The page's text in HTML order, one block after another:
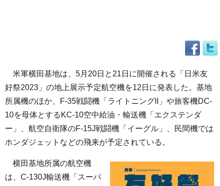
米軍横田基地は、5月20日と21日に開催される「日米友
好祭2023」の地上展示予定航空機を12日に発表した。基地
所属機のほか、F-35戦闘機「ライトニングII」や旅客機DC-
10を母体とするKC-10空中給油・輸送機「エクステンダ
ー」、航空自衛隊のF-15J戦闘機「イーグル」、民間機では
ホンダジェットなどの飛来が予定されている。
横田基地所属の航空機
は、C-130J輸送機「スーパ